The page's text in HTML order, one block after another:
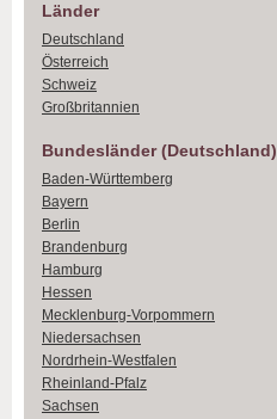
Länder
Deutschland
Österreich
Schweiz
Großbritannien
Bundesländer (Deutschland)
Baden-Württemberg
Bayern
Berlin
Brandenburg
Hamburg
Hessen
Mecklenburg-Vorpommern
Niedersachsen
Nordrhein-Westfalen
Rheinland-Pfalz
Sachsen